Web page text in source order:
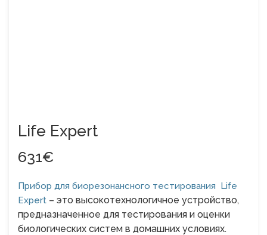
Life Expert
631€
Прибор для биорезонансного тестирования Life
Expert – это высокотехнологичное устройство,
предназначенное для тестирования и оценки
биологических систем в домашних условиях.